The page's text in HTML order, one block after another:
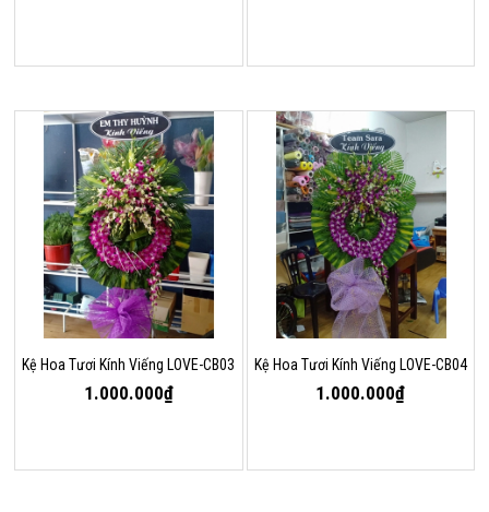
Kệ Hoa Tươi Kính Viếng LOVE-CB03
1.000.000₫
Kệ Hoa Tươi Kính Viếng LOVE-CB04
1.000.000₫